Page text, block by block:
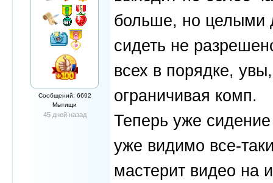
Сообщений: 6692
Мытищи
45 дней назад
больше, но целыми
сидеть не
всех в порядке,
ограничивая комп.
Теперь уже сидение
уже видимо все-
мастерит видео на